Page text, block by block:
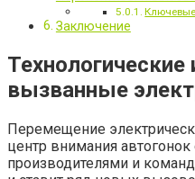
Заключение
Технологические
вызванные
Перемещение
центр внимания
производителями и